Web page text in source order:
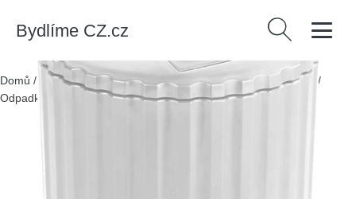
Bydlíme CZ.cz Vyhledávání
Domů / Produkty /> Bytové doplňky > Úklid > Odpadkové koše
/
Odpadkový koš 3 l Minas – Allstar